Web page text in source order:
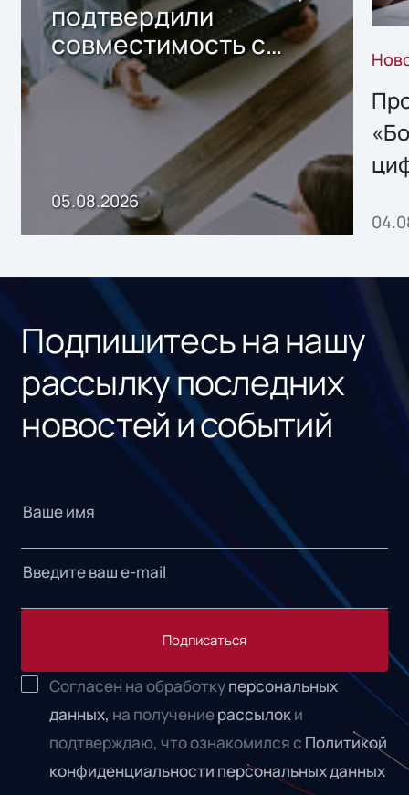
подтвердили
совместимость с
решением Sharx
Storage 2.x для
хранения данных
05.08.2026
Подпишитесь на нашу
рассылку последних
новостей и событий
Подписаться
Согласен на обработкуперсональных
данных, на получениерассылоки
подтверждаю, что ознакомился с Политикой
конфиденциальности персональных данных